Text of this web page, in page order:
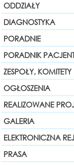
ODDZIAŁY
DIAGNOSTYKA
PORADNIE
PORADNIK
ZESPOŁY, KOMITETY
OGŁOSZENIA
REALIZOWANE
GALERIA
ELEKTRONICZNA
PRASA